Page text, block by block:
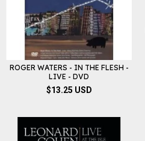
ROGER WATERS - IN THE FLESH -
LIVE - DVD
$13.25 USD